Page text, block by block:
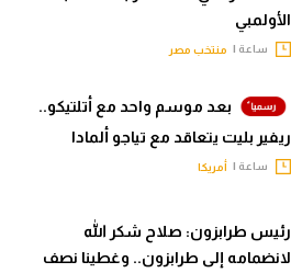
الأولمبي
ساعة | منتخب مصر
بعد موسم واحد مع أتلتيكو..
ريفير بليت يتعاقد مع تياجو ألمادا
ساعة | أمريكا
رئيس طرابزون: صلاح شكر الله
لانضمامه إلى طرابزون.. وغطينا نصف